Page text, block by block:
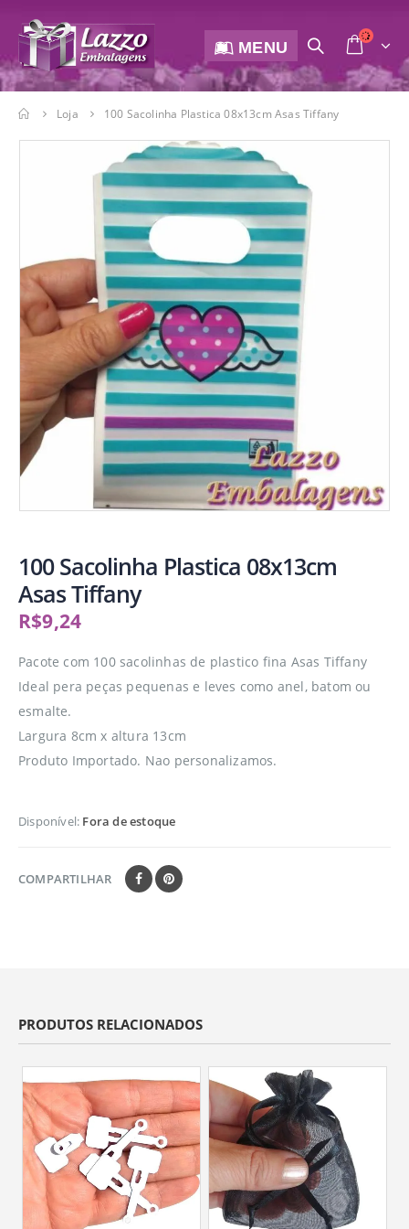
MENU
Loja 100 Sacolinha Plastica 08x13cm Asas Tiffany
100 Sacolinha Plastica 08x13cm
Asas Tiffany
R$9,24
Pacote com 100 sacolinhas de plastico fina Asas Tiffany
Ideal pera peças pequenas e leves como anel, batom ou
esmalte.
Largura 8cm x altura 13cm
Produto Importado. Nao personalizamos.
Disponível: Fora de estoque
COMPARTILHAR
PRODUTOS RELACIONADOS